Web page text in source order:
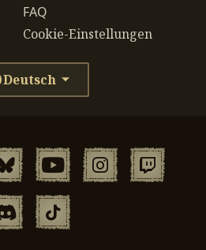
FAQ
Cookie-Einstellungen
Deutsch